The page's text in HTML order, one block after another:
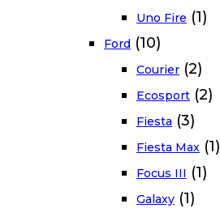
Uno Fire (1)
Ford (10)
Courier (2)
Ecosport (2)
Fiesta (3)
Fiesta Max (1)
Focus III (1)
Galaxy (1)